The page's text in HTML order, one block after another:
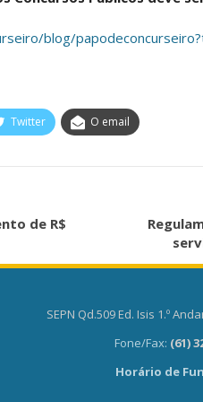
blog/
Twitter O email
de R$
SEPN Qd.509 Ed. Isis 1.º
Fone/Fax: (61)
Horário de